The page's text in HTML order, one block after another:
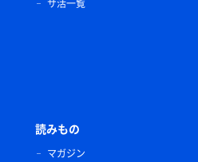
サ活一覧
読みもの
マガジン